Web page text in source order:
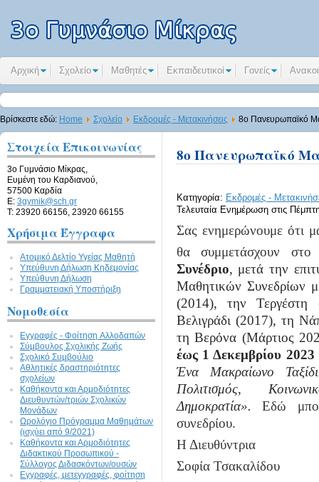
Αρχική Σχολείο Μαθητές Εκπαιδευτικοί Γονείς
Βρίσκεστε εδώ: Home Σχολείο Εκδρομές - Μετακινήσεις 8ο Πανευρωπαϊκό
Στοιχεία Επικοινωνίας
3ο Γυμνάσιο Μίκρας,
Ευμένη του Καρδιανού,
57500 Καρδία
E: 3gymik@sch.gr
Τ: 23920 66156, 23920 66155
Χρήσιμα Έγγραφα
Ατομικό Δελτίο Υγείας Μαθητή
Υπεύθυνη Δήλωση Kηδεμονίας
Υπεύθυνη Δήλωση
Γραμματειακή Υποστήριξη
Νομοθεσία
Εγγραφές - Φοίτηση Aλλοδαπών
Σύμβουλος Σχολικής Ζωής
Σχολικό Συμβούλιο
Αθλητικές δραστηριότητες
σχολείων
Καθήκοντα και Αρμοδιότητες
Διευθυντών/τριών Σχολικών
Μονάδων
Ωρολόγιο Πρόγραμμα Μαθημάτων
(ισχύει από 9/2021)
Καθήκοντα και Αρμοδιότητες
Διδακτικού Προσωπικού -
Σύλλογος Διδασκόντων/ουσών
Εγγραφές, μετεγγραφές, φοίτηση
8ο Πανευρωπαϊκό
Κατηγορία: Εκδρομές -
Τελευταία Ενημέρωση στις
Σας ενημερώνουμε ότι
θα συμμετάσχουν
Συνέδριο, μετά την
Μαθητικών Συνεδρίων
(2014), την
Βελιγράδι (2017), τη
τη Βερόνα (Μάρτιος
έως 1 Δεκεμβρίου
Ένα Μακραίωνο
Πολιτισμός,
Δημοκρατία».Εδώ
συνεδρίου.
Η Διευθύντρια
Σοφία Τσακαλίδου